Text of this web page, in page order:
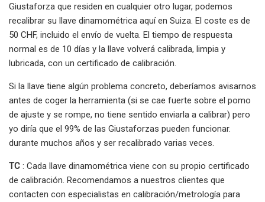
Giustaforza que residen en cualquier otro lugar, podemos
recalibrar su llave dinamométrica aquí en Suiza. El coste es de
50 CHF, incluido el envío de vuelta. El tiempo de respuesta
normal es de 10 días y la llave volverá calibrada, limpia y
lubricada, con un certificado de calibración.
Si la llave tiene algún problema concreto, deberíamos avisarnos
antes de coger la herramienta (si se cae fuerte sobre el pomo
de ajuste y se rompe, no tiene sentido enviarla a calibrar) pero
yo diría que el 99% de las Giustaforzas pueden funcionar.
durante muchos años y ser recalibrado varias veces.
TC : Cada llave dinamométrica viene con su propio certificado
de calibración. Recomendamos a nuestros clientes que
contacten con especialistas en calibración/metrología para